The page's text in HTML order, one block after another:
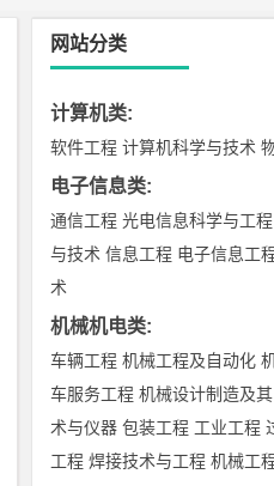
网站分类
计算机类:
软件工程 计算机科学与技术
电子信息类:
通信工程 光电信息科学与工程
与技术 信息工程 电子信息工
术
机械机电类:
车辆工程 机械工程及自动化
车服务工程 机械设计制造及
术与仪器 包装工程 工业工程
工程 焊接技术与工程 机械工